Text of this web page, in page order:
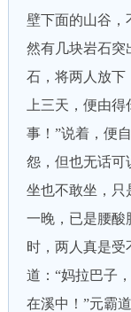
壁下面的山谷，
然有几块岩石突
石，将两人放下
上三天，便由
事！”说着，便
怨，但也无话可
坐也不敢坐，只
一晚，已是腰酸
时，两人真是受
道：“妈拉巴子
在溪中！”元霸